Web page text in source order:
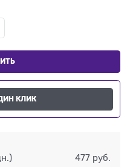
КЛИК
477 руб.